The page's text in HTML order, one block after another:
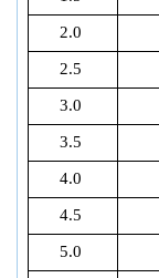
2.0
2.5
3.0
3.5
4.0
4.5
5.0